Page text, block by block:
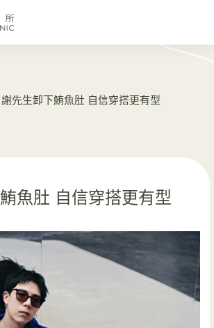
謝先生卸下鮪魚肚 自信穿搭更有型
魚肚 自信穿搭更有型